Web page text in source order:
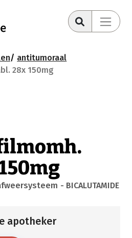
antitumoraal
28x 150mg
- BICALUTAMIDE
apotheker